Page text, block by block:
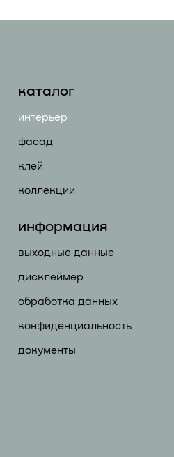
каталог
интерьер
фасад
клей
коллекции
информация
выходные данные
дисклеймер
обработка данных
конфиденциальность
документы